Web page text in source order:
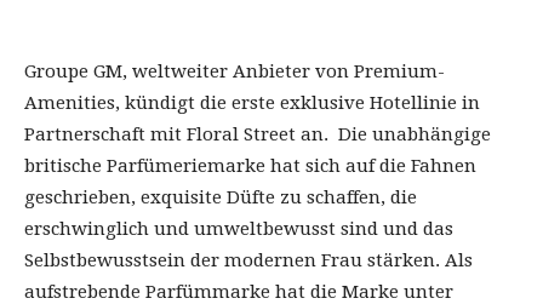
Groupe GM, weltweiter Anbieter von Premium-
Amenities, kündigt die erste exklusive Hotellinie in
Partnerschaft mit Floral Street an. Die unabhängige
britische Parfümeriemarke hat sich auf die Fahnen
geschrieben, exquisite Düfte zu schaffen, die
erschwinglich und umweltbewusst sind und das
Selbstbewusstsein der modernen Frau stärken. Als
aufstrebende Parfümmarke hat die Marke unter